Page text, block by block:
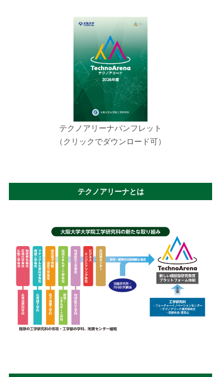
テクノアリーナパンフレット
（クリックでダウンロード可）
テクノアリーナとは